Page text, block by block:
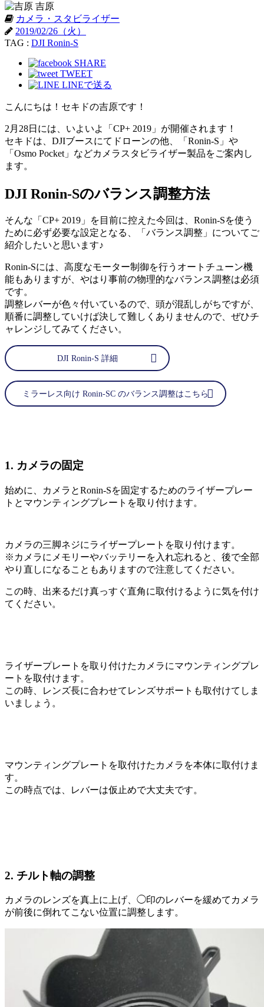
吉原
カメラ・スタビライザー
2019/02/26（火）
TAG : DJI Ronin-S
SHARE
TWEET
LINEで送る
こんにちは！セキドの吉原です！
2月28日には、いよいよ「CP+ 2019」が開催されます！
セキドは、DJIブースにてドローンの他、「Ronin-S」や
「Osmo Pocket」などカメラスタビライザー製品をご案内し
ます。
DJI Ronin-Sのバランス調整方法
そんな「CP+ 2019」を目前に控えた今回は、Ronin-Sを使う
ために必ず必要な設定となる、「バランス調整」についてご
紹介したいと思います♪
Ronin-Sには、高度なモーター制御を行うオートチューン機
能もありますが、やはり事前の物理的なバランス調整は必須
です。
調整レバーが色々付いているので、頭が混乱しがちですが、
順番に調整していけば決して難しくありませんので、ぜひチ
ャレンジしてみてください。
DJI Ronin-S 詳細
ミラーレス向け Ronin-SC のバランス調整はこちら
1. カメラの固定
始めに、カメラとRonin-Sを固定するためのライザープレー
トとマウンティングプレートを取り付けます。
カメラの三脚ネジにライザープレートを取り付けます。
※カメラにメモリーやバッテリーを入れ忘れると、後で全部
やり直しになることもありますので注意してください。
この時、出来るだけ真っすぐ直角に取付けるように気を付け
てください。
ライザープレートを取り付けたカメラにマウンティングプレ
ートを取付けます。
この時、レンズ長に合わせてレンズサポートも取付けてしま
いましょう。
マウンティングプレートを取付けたカメラを本体に取付けま
す。
この時点では、レバーは仮止めで大丈夫です。
2. チルト軸の調整
カメラのレンズを真上に上げ、◯印のレバーを緩めてカメラ
が前後に倒れてこない位置に調整します。